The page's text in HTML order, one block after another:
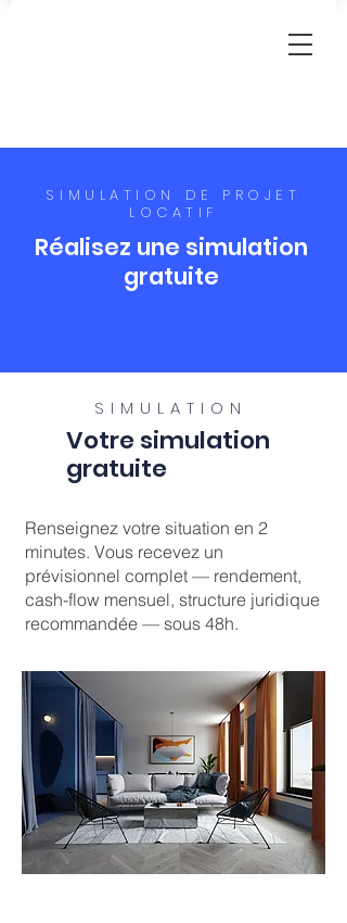
SIMULATION DE PROJET
LOCATIF
Réalisez une simulation
gratuite
SIMULATION
Votre simulation
gratuite
Renseignez votre situation en 2
minutes. Vous recevez un
prévisionnel complet — rendement,
cash-flow mensuel, structure juridique
recommandée — sous 48h.